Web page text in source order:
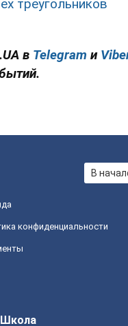
треугольников
в Telegram и
В
конфиденциальности